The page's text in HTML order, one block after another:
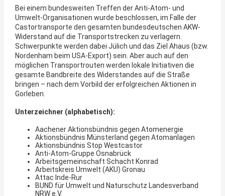
Bei einem bundesweiten Treffen der Anti-Atom- und
Umwelt-Organisationen wurde beschlossen, im Falle der
Castortransporte den gesamten bundesdeutschen AKW-
Widerstand auf die Transportstrecken zu verlagern.
Schwerpunkte werden dabei Jülich und das Ziel Ahaus (bzw.
Nordenham beim USA-Export) sein. Aber auch auf den
möglichen Transportrouten werden lokale Initiativen die
gesamte Bandbreite des Widerstandes auf die Straße
bringen – nach dem Vorbild der erfolgreichen Aktionen in
Gorleben.
Unterzeichner (alphabetisch):
Aachener Aktionsbündnis gegen Atomenergie
Aktionsbündnis Münsterland gegen Atomanlagen
Aktionsbündnis Stop Westcastor
Anti-Atom-Gruppe Osnabrück
Arbeitsgemeinschaft Schacht Konrad
Arbeitskreis Umwelt (AKU) Gronau
Attac Inde-Rur
BUND für Umwelt und Naturschutz Landesverband
NRW e.V.